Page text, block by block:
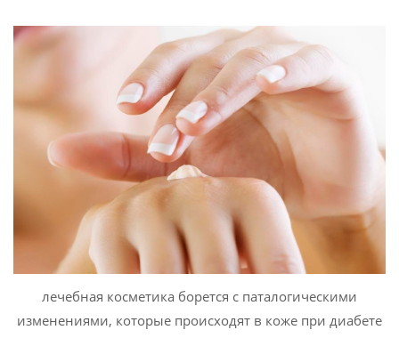
лечебная косметика борется с паталогическими
изменениями, которые происходят в коже при диабете